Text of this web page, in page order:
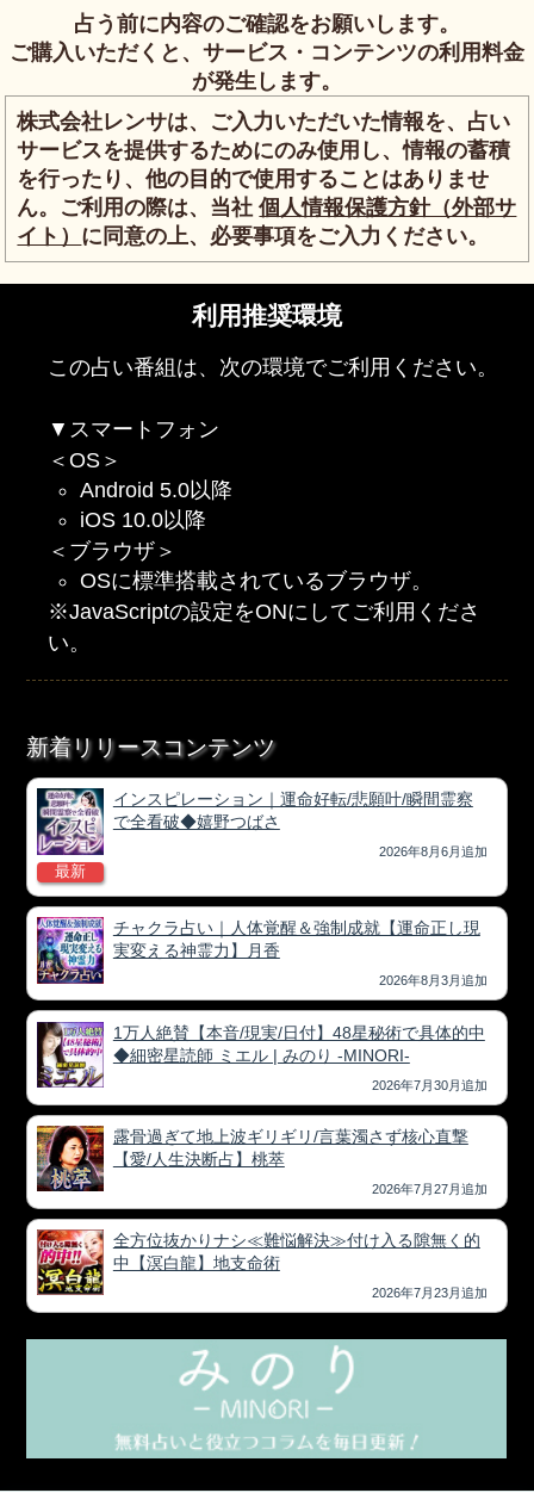
占う前に内容のご確認をお願いします。
ご購入いただくと、サービス・コンテンツの利用料金
が発生します。
株式会社レンサは、ご入力いただいた情報を、占い
サービスを提供するためにのみ使用し、情報の蓄積
を行ったり、他の目的で使用することはありませ
ん。ご利用の際は、当社個人情報保護方針（外部サ
イト） に同意の上、必要事項をご入力ください。
利用推奨環境
この占い番組は、次の環境でご利用ください。
▼スマートフォン
＜OS＞
Android 5.0以降
iOS 10.0以降
＜ブラウザ＞
OSに標準搭載されているブラウザ。
※JavaScriptの設定をONにしてご利用くださ
い。
新着リリースコンテンツ
最新
インスピレーション｜運命好転/悲願叶/瞬間霊察
で全看破◆嬉野つばさ
2026年8月6月追加
チャクラ占い｜人体覚醒＆強制成就【運命正し現
実変える神霊力】月香
2026年8月3月追加
1万人絶賛【本音/現実/日付】48星秘術で具体的中
◆細密星読師 ミエル | みのり -MINORI-
2026年7月30月追加
露骨過ぎて地上波ギリギリ/言葉濁さず核心直撃
【愛/人生決断占】桃萃
2026年7月27月追加
全方位抜かりナシ≪難悩解決≫付け入る隙無く的
中【溟白龍】地支命術
2026年7月23月追加